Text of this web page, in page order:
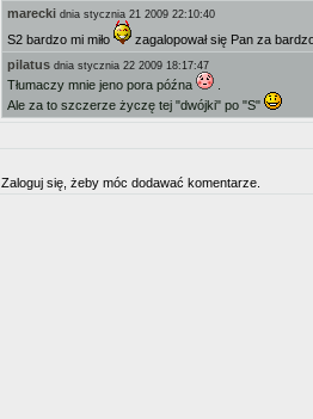
marecki dnia stycznia 21 2009 22:10:40
S2 bardzo mi miło
zagalopował się Pan za
pilatus dnia stycznia 22 2009 18:17:47
Tłumaczy mnie jeno pora późna
Ale za to szczerze życzę tej "dwójki" po "S"
Zaloguj się, żeby móc dodawać komentarze.